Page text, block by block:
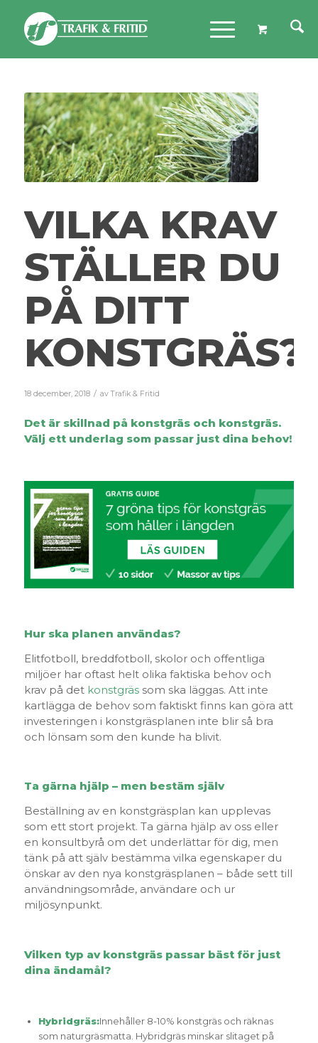
VILKA KRAV
STÄLLER DU
PÅ DITT
KONSTGRÄS?
18 december, 2018 / avTrafik & Fritid
Det är skillnad på konstgräs och konstgräs.
Välj ett underlag som passar just dina behov!
Hur ska planen användas?
Elitfotboll, breddfotboll, skolor och offentliga
miljöer har oftast helt olika faktiska behov och
krav på det konstgrässom ska läggas. Att inte
kartlägga de behov som faktiskt finns kan göra att
investeringen i konstgräsplanen inte blir så bra
och lönsam som den kunde ha blivit.
Ta gärna hjälp – men bestäm själv
Beställning av en konstgräsplan kan upplevas
som ett stort projekt. Ta gärna hjälp av oss eller
en konsultbyrå om det underlättar för dig, men
tänk på att själv bestämma vilka egenskaper du
önskar av den nya konstgräsplanen – både sett till
användningsområde, användare och ur
miljösynpunkt.
Vilken typ av konstgräs passar bäst för just
dina ändamål?
Hybridgräs:Innehåller 8-10% konstgräs och räknas
som naturgräsmatta. Hybridgräs minskar slitaget på